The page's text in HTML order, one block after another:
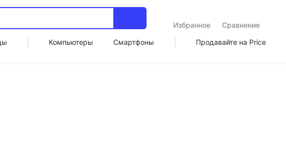
Избранное
Сравнение
Компьютеры Смартфоны Продавайте на Price